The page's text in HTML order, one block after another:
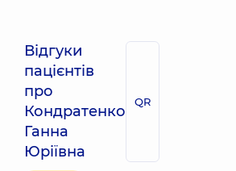
Відгуки
пацієнтів
про
Кондратенко
Ганна
Юріївна
QR